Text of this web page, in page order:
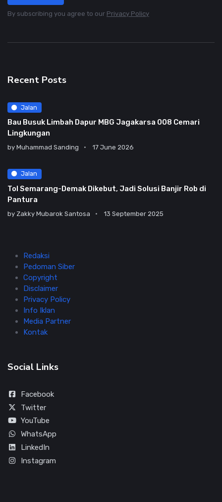
By subscribing you agree to our Privacy Policy
Recent Posts
Jalan
Bau Busuk Limbah Dapur MBG Jagakarsa 008 Cemari
Lingkungan
by Muhammad Sanding 17 June 2026
Jalan
Tol Semarang-Demak Dikebut, Jadi Solusi Banjir Rob di
Pantura
by Zakky Mubarok Santosa 13 September 2025
Redaksi
Pedoman Siber
Copyright
Disclaimer
Privacy Policy
Info Iklan
Media Partner
Kontak
Social Links
Facebook
Twitter
YouTube
WhatsApp
LinkedIn
Instagram